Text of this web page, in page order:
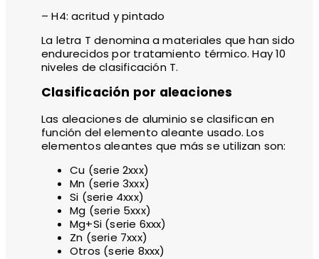
– H4: acritud y pintado
La letra T denomina a materiales que han sido
endurecidos por tratamiento térmico. Hay 10
niveles de clasificación T.
Clasificación por aleaciones
Las aleaciones de aluminio se clasifican en
función del elemento aleante usado. Los
elementos aleantes que más se utilizan son:
Cu (serie 2xxx)
Mn (serie 3xxx)
Si (serie 4xxx)
Mg (serie 5xxx)
Mg+Si (serie 6xxx)
Zn (serie 7xxx)
Otros (serie 8xxx)